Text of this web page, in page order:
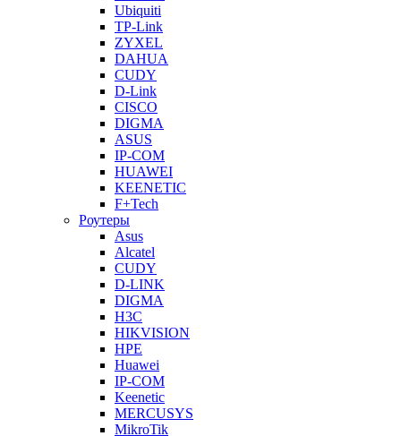
Ubiquiti
TP-Link
ZYXEL
DAHUA
CUDY
D-Link
CISCO
DIGMA
ASUS
IP-COM
HUAWEI
KEENETIC
F+Tech
Роутеры
Asus
Alcatel
CUDY
D-LINK
DIGMA
H3C
HIKVISION
HPE
Huawei
IP-COM
Keenetic
MERCUSYS
MikroTik